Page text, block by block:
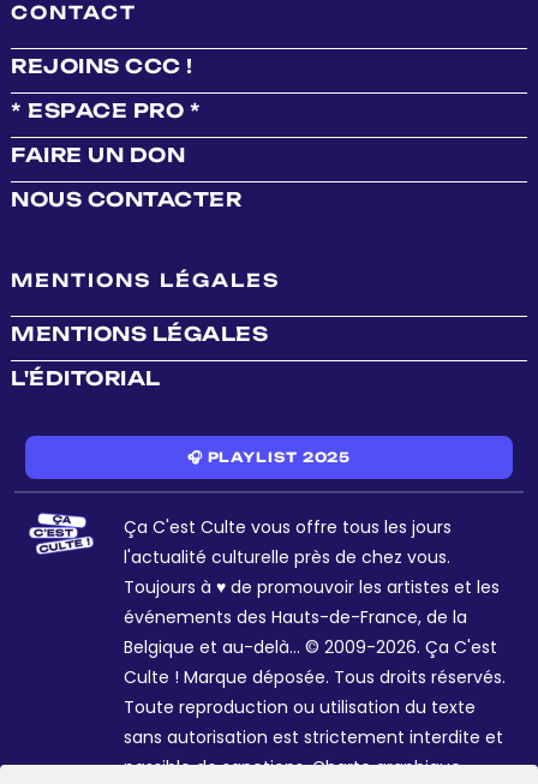
CONTACT
REJOINS CCC !
* ESPACE PRO *
FAIRE UN DON
NOUS CONTACTER
MENTIONS LÉGALES
MENTIONS LÉGALES
L'ÉDITORIAL
🎧 PLAYLIST 2025
Ça C'est Culte vous offre tous les jours
l'actualité culturelle près de chez vous.
Toujours à ♥ de promouvoir les artistes et les
événements des Hauts-de-France, de la
Belgique et au-delà... © 2009-2026. Ça C'est
Culte ! Marque déposée. Tous droits réservés.
Toute reproduction ou utilisation du texte
sans autorisation est strictement interdite et
passible de sanctions. Charte graphique